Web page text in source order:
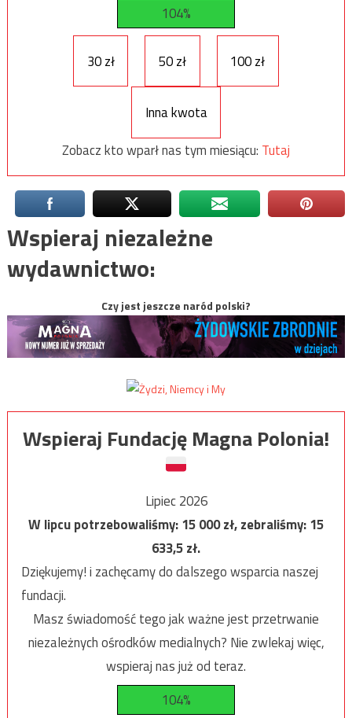
104%
30 zł 50 zł 100 zł
Inna kwota
Zobacz kto wparł nas tym miesiącu: Tutaj
Wspieraj niezależne
wydawnictwo:
Czy jest jeszcze naród polski?
Wspieraj Fundację Magna Polonia!
Lipiec 2026
W lipcu potrzebowaliśmy:15 000zł, zebraliśmy:15
633,5zł.
Dziękujemy! i zachęcamy do dalszego wsparcia naszej
fundacji.
Masz świadomość tego jak ważne jest przetrwanie
niezależnych ośrodków medialnych? Nie zwlekaj więc,
wspieraj nas już od teraz.
104%